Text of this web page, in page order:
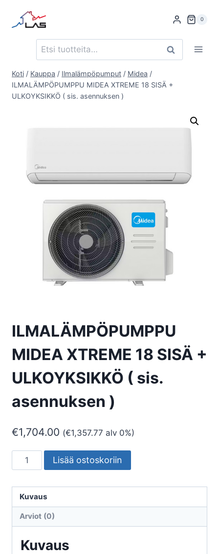
sisältöön
0
Etsi: Haku
Koti / Kauppa / Ilmalämpöpumput / Midea /
ILMALÄMPÖPUMPPU MIDEA XTREME 18 SISÄ +
ULKOYKSIKKÖ ( sis. asennuksen )
ILMALÄMPÖPUMPPU
MIDEA XTREME 18 SISÄ +
ULKOYKSIKKÖ ( sis.
asennuksen )
€1,704.00 (€1,357.77 alv 0%)
ILMALÄMPÖPUMPPU
MIDEA
SISÄ
Lisää ostoskoriin
Kuvaus
Arviot (0)
Kuvaus